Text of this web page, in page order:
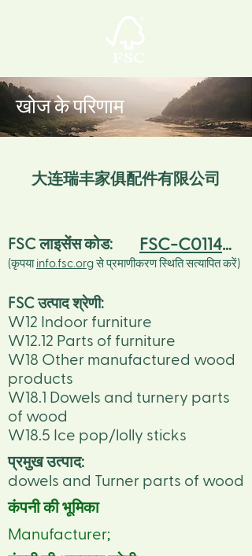
खोज के परिणाम
大连瑞丰家俱配件有限公司
FSC-C011406
FSC लाइसेंस कोड:
(कृपया info.fsc.orgसे प्रमाणीकरण स्थिति सत्यापित करें)
FSC उत्पाद श्रेणी:
W12 Indoor furniture
W12.12 Parts of furniture
W18 Other manufactured wood
products
W18.1 Dowels and turnery parts
of wood
W18.5 Ice pop/lolly sticks
प्रमुख उत्पाद:
dowels and Turner parts of wood
कंपनी की भूमिका
Manufacturer;